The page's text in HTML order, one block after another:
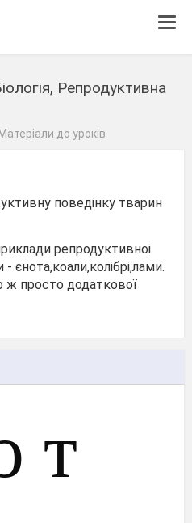
Репродуктивна
Матеріали до уроків
поведінку тварин
репродуктивноі
єнота,коали,колібрі,лами.
ж просто додаткової
т